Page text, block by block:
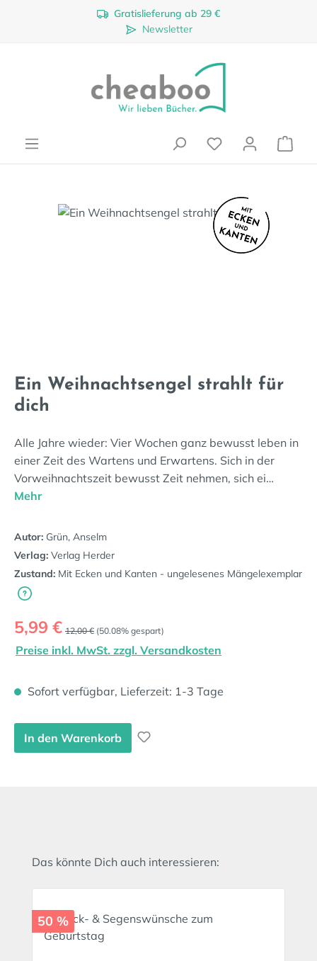
Zum Hauptinhalt springenGratislieferung ab 29 €
Newsletter
Bildergalerie überspringen
Ein Weihnachtsengel strahlt für
dich
Alle Jahre wieder: Vier Wochen ganz bewusst leben in
einer Zeit des Wartens und Erwartens. Sich in der
Vorweihnachtszeit bewusst Zeit nehmen, sich ei…
Mehr
Autor: Grün, Anselm
Verlag: Verlag Herder
Zustand: Mit Ecken und Kanten - ungelesenes Mängelexemplar
Verkaufspreis:
5,99 € Regulärer Preis:
12,00 € (50.08% gespart)
Preise inkl. MwSt. zzgl. Versandkosten
Sofort verfügbar, Lieferzeit: 1-3 Tage
In den Warenkorb
Produktgalerie überspringen
Das könnte Dich auch interessieren:
50 %